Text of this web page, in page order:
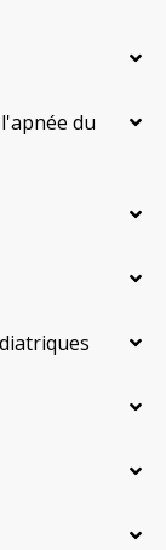
du